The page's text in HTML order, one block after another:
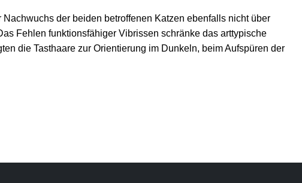
der beiden betroffenen Katzen ebenfalls nicht über
Fehlen funktionsfähiger Vibrissen schränke das arttypische
die Tasthaare zur Orientierung im Dunkeln, beim Aufspüren der